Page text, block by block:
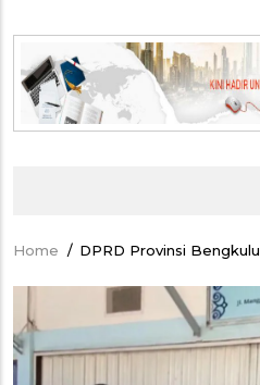
Breadcrumb
Home / DPRD Provinsi Bengkulu